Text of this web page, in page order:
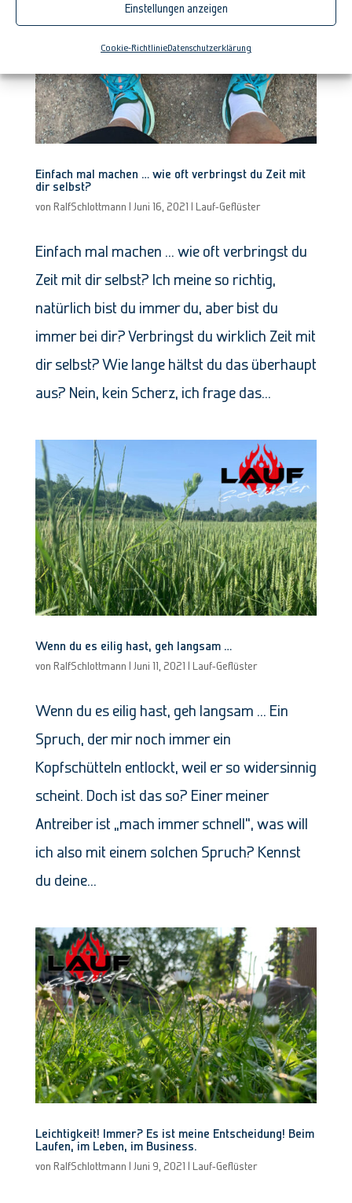
Einstellungen anzeigen
Cookie-RichtlinieDatenschutzerklärung
Einfach mal machen … wie oft verbringst du Zeit mit
dir selbst?
von RalfSchlottmann | Juni 16, 2021 | Lauf-Geflüster
Einfach mal machen … wie oft verbringst du
Zeit mit dir selbst? Ich meine so richtig,
natürlich bist du immer du, aber bist du
immer bei dir? Verbringst du wirklich Zeit mit
dir selbst? Wie lange hältst du das überhaupt
aus? Nein, kein Scherz, ich frage das...
Wenn du es eilig hast, geh langsam …
von RalfSchlottmann | Juni 11, 2021 | Lauf-Geflüster
Wenn du es eilig hast, geh langsam … Ein
Spruch, der mir noch immer ein
Kopfschütteln entlockt, weil er so widersinnig
scheint. Doch ist das so? Einer meiner
Antreiber ist „mach immer schnell“, was will
ich also mit einem solchen Spruch? Kennst
du deine...
Leichtigkeit! Immer? Es ist meine Entscheidung! Beim
Laufen, im Leben, im Business.
von RalfSchlottmann | Juni 9, 2021 | Lauf-Geflüster